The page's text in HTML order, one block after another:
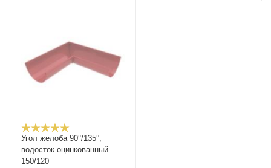
Угол желоба 90°/135°,
водосток оцинкованный
150/120